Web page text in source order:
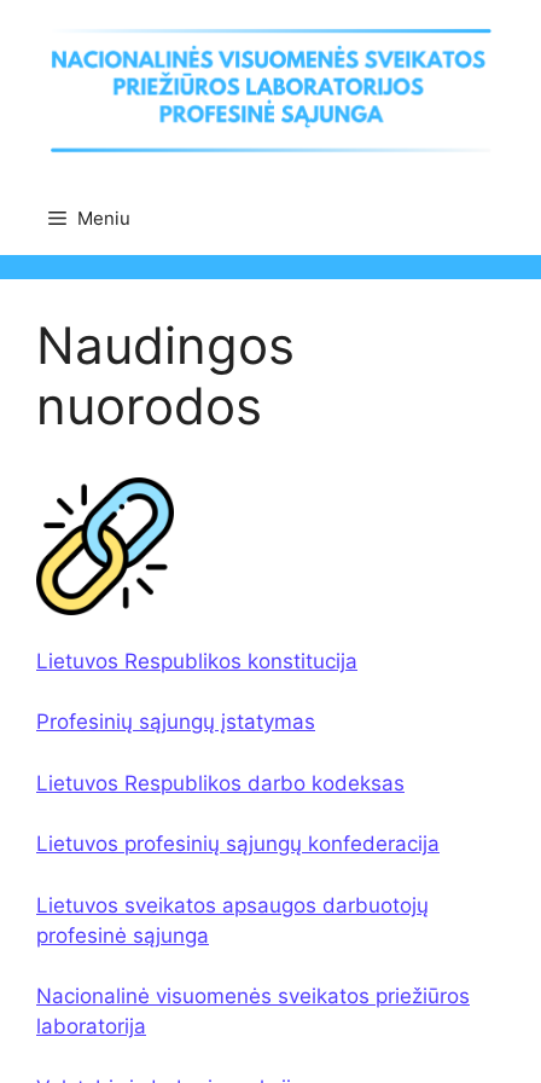
turinio
Meniu
Naudingos
nuorodos
Lietuvos Respublikos konstitucija
Profesinių sąjungų įstatymas
Lietuvos Respublikos darbo kodeksas
Lietuvos profesinių sąjungų konfederacija
Lietuvos sveikatos apsaugos darbuotojų
profesinė sąjunga
Nacionalinė visuomenės sveikatos priežiūros
laboratorija